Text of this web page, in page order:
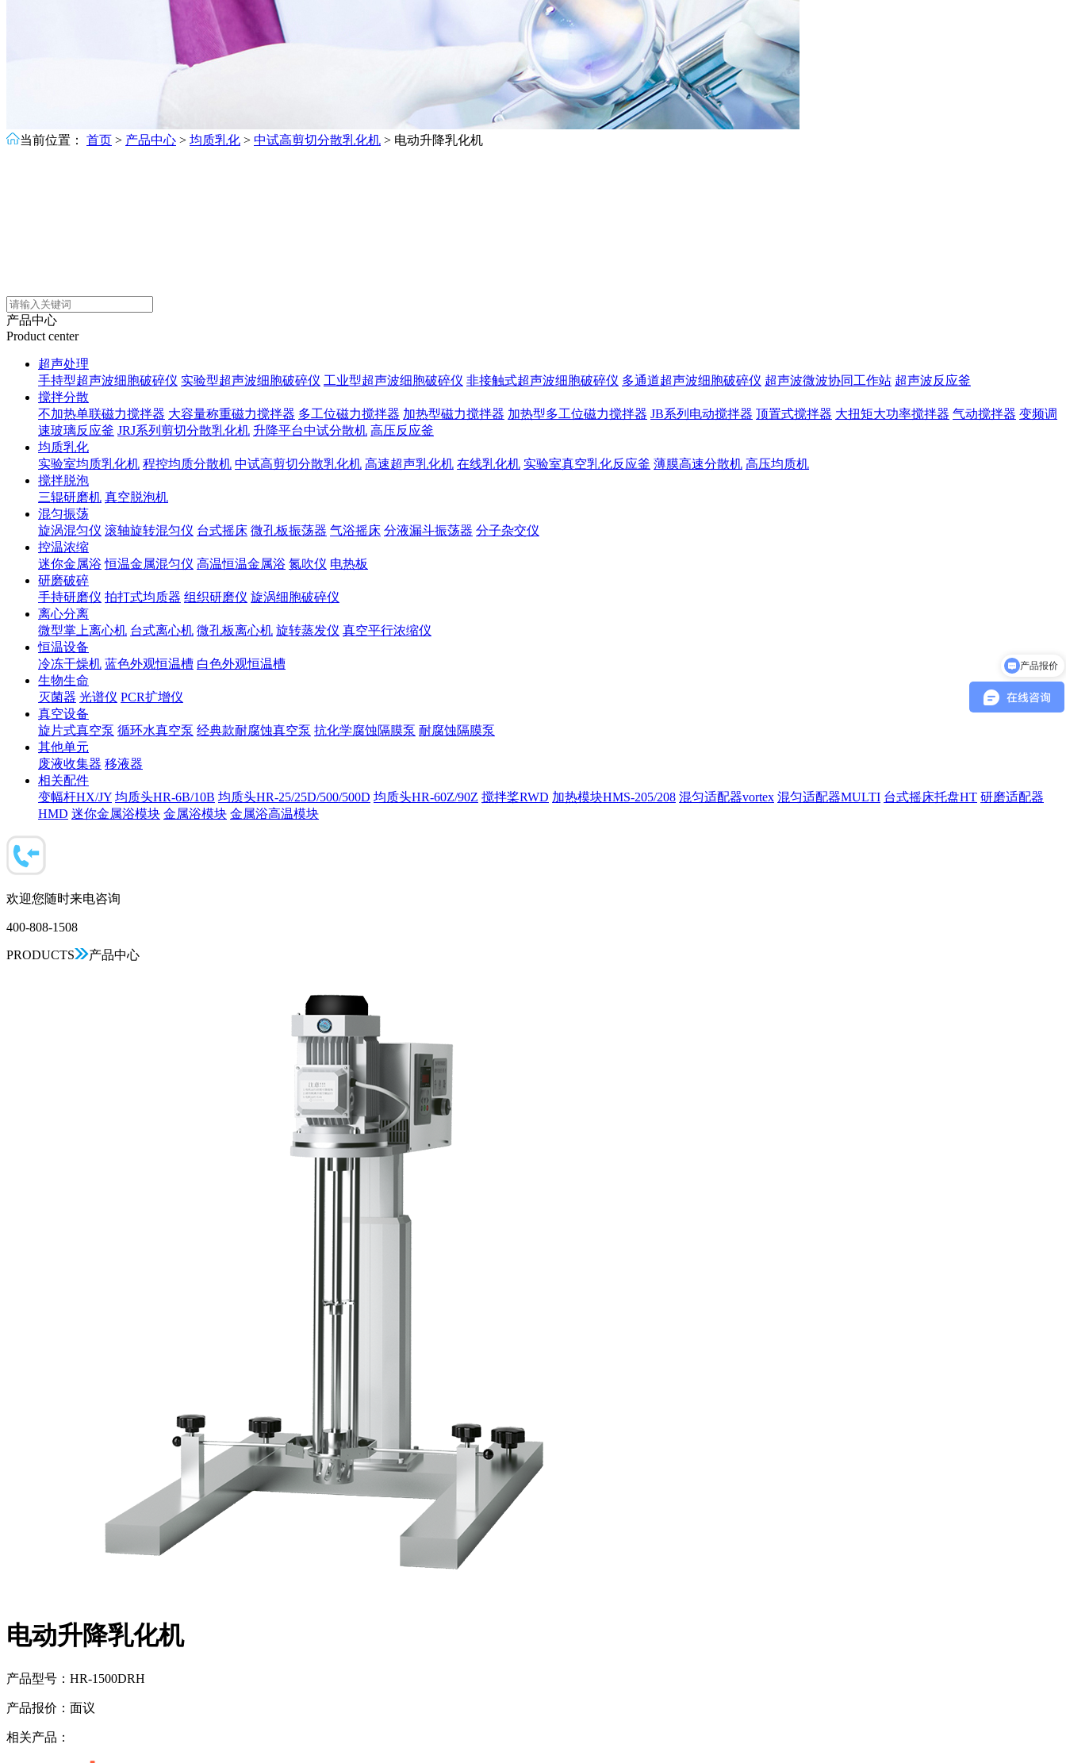
当前位置： 首页 > 产品中心 > 均质乳化 > 中试高剪切分散乳化机 > 电动升降乳化机
产品中心
Product center
超声处理
手持型超声波细胞破碎仪 实验型超声波细胞破碎仪 工业型超声波细胞破碎仪 非接触式超声波细胞破碎仪 多通道超声波细胞破碎仪 超声波微波协同工作站 超声波反应釜
搅拌分散
不加热单联磁力搅拌器 大容量称重磁力搅拌器 多工位磁力搅拌器 加热型磁力搅拌器 加热型多工位磁力搅拌器 JB系列电动搅拌器 顶置式搅拌器 大扭矩大功率搅拌器 气动搅拌器 变频调
速玻璃反应釜 JRJ系列剪切分散乳化机 升降平台中试分散机 高压反应釜
均质乳化
实验室均质乳化机 程控均质分散机 中试高剪切分散乳化机 高速超声乳化机 在线乳化机 实验室真空乳化反应釜 薄膜高速分散机 高压均质机
搅拌脱泡
三辊研磨机 真空脱泡机
混匀振荡
旋涡混匀仪 滚轴旋转混匀仪 台式摇床 微孔板振荡器 气浴摇床 分液漏斗振荡器 分子杂交仪
控温浓缩
迷你金属浴 恒温金属混匀仪 高温恒温金属浴 氮吹仪 电热板
研磨破碎
手持研磨仪 拍打式均质器 组织研磨仪 旋涡细胞破碎仪
离心分离
微型掌上离心机 台式离心机 微孔板离心机 旋转蒸发仪 真空平行浓缩仪
恒温设备
冷冻干燥机 蓝色外观恒温槽 白色外观恒温槽
生物生命
灭菌器 光谱仪 PCR扩增仪
真空设备
旋片式真空泵 循环水真空泵 经典款耐腐蚀真空泵 抗化学腐蚀隔膜泵 耐腐蚀隔膜泵
其他单元
废液收集器 移液器
相关配件
变幅杆HX/JY 均质头HR-6B/10B 均质头HR-25/25D/500/500D 均质头HR-60Z/90Z 搅拌桨RWD 加热模块HMS-205/208 混匀适配器vortex 混匀适配器MULTI 台式摇床托盘HT 研磨适配器
HMD 迷你金属浴模块 金属浴模块 金属浴高温模块
欢迎您随时来电咨询
400-808-1508
PRODUCTS 产品中心
电动升降乳化机
产品型号： HR-1500DRH
产品报价： 面议
相关产品：